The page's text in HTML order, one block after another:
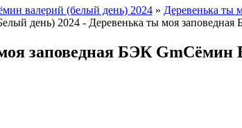
валерий (белый день) 2024» Деревенька ты
заповедная БЭК GmСёмин